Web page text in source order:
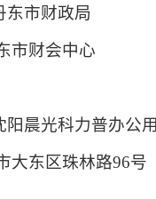
东市财政局
市财会中心
阳晨光科力普办公
大东区珠林路96号